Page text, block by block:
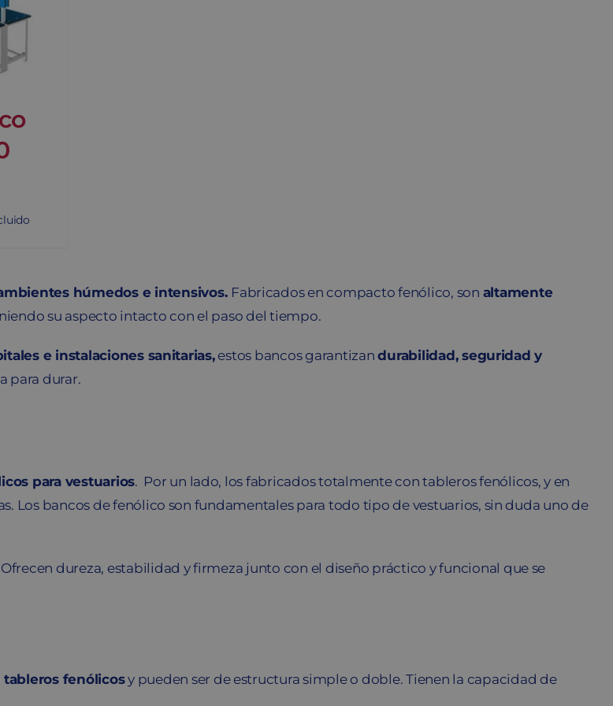
húmedos e intensivos. Fabricados en compacto fenólico, son altamente
su aspecto intacto con el paso del tiempo.
e instalaciones sanitarias,estos bancos garantizandurabilidad, seguridad y
para durar.
para vestuarios. Por un lado, los fabricados totalmente con tableros fenólicos, y en
Los bancos de fenólico son fundamentales para todo tipo de vestuarios, sin duda uno de
Ofrecen dureza, estabilidad y firmeza junto con el diseño práctico y funcional que se
tableros fenólicosy pueden ser de estructura simple o doble. Tienen la capacidad de